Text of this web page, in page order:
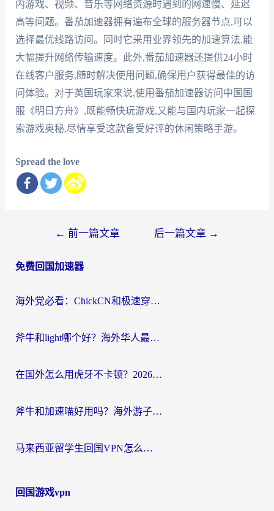
内游戏、视频、音乐等网络资源时遇到的网速慢、延迟
高等问题。番茄加速器拥有遍布全球的服务器节点,可以
选择最优线路访问。同时它采用业界领先的加速算法,能
大幅提升网络传输速度。此外,番茄加速器还提供24小时
在线客户服务,随时解决使用问题,确保用户获得最佳的访
问体验。对于英国玩家来说,使用番茄加速器访问中国国
服《明日方舟》,既能畅快玩游戏,又能与国内玩家一起探
索游戏奥秘,尽情享受这款备受好评的休闲策略手游。
Spread the love
导
← 前一篇文章 后一篇文章 →
免费回国加速器
海外党必看：ChickCN和极速穿梭VPN好用吗？3招教你选对回国加速器无缝刷国内资源
斧牛和light哪个好？海外华人最关心的回国加速器选择难题，一篇讲透
在国外怎么用虎牙不卡顿？2026海外华人亲测有效的回国加速器选择指南
斧牛和加速喵好用吗？海外游子的真实选择困境
马来西亚留学生回国VPN怎么选？3个避坑点+1款实测好用的加速器推荐
回国游戏vpn